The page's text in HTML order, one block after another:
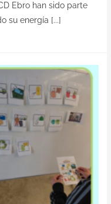
Ebro han sido parte
su energía [...]